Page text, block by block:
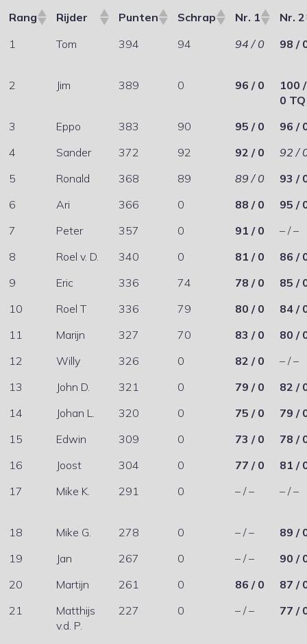
Rang Rijder Punten Schrap Nr. 1
Nr. 2
1
Tom 394 94 94 / 0 98 /
2 Jim 389 0 96 / 0
100 /
0 TQ
3
Eppo 383 90 95 / 0
96 /
4
Sander 372 92 92 / 0
92 /
5
Ronald 368 89 89 / 0
93 /
6
Ari 366 0 88 / 0
95 /
7
Peter 357 0 91 / 0
– / –
8
Roel v. D. 340 0 81 / 0
86 /
9
Eric 336 74 78 / 0
85 /
10
Roel T 336 79 80 / 0
84 /
11
Marijn 327 70 83 / 0
80 /
12
Willy 326 0 82 / 0
– / –
13
John D. 321 0 79 / 0
82 /
14
Johan L. 320 0 75 / 0
79 /
15
Edwin 309 0 73 / 0
78 /
16
Joost 304 0 77 / 0
81 /
17
Mike K. 291 0 – / – – / –
18 Mike G. 278 0 – / –
89 /
19
Jan 267 0 – / –
90 /
20
Martijn 261 0 86 / 0
87 /
21
Matthijs
v.d. P.
227 0 – / – 77 /